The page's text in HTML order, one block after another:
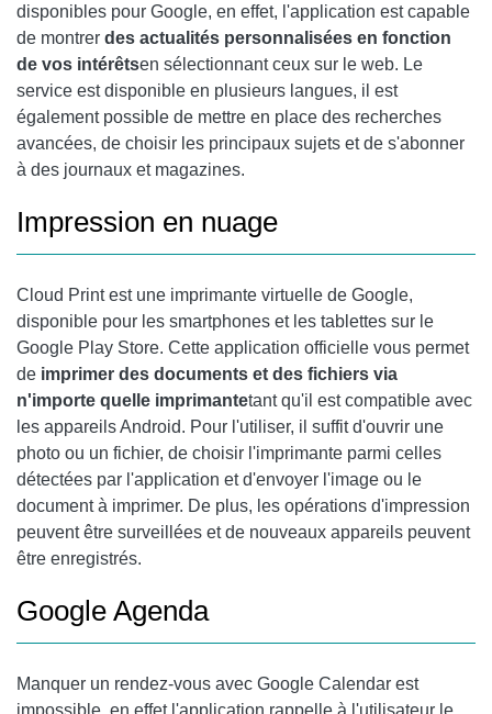
disponibles pour Google, en effet, l'application est capable
de montrer des actualités personnalisées en fonction
de vos intérêtsen sélectionnant ceux sur le web. Le
service est disponible en plusieurs langues, il est
également possible de mettre en place des recherches
avancées, de choisir les principaux sujets et de s'abonner
à des journaux et magazines.
Impression en nuage
Cloud Print est une imprimante virtuelle de Google,
disponible pour les smartphones et les tablettes sur le
Google Play Store. Cette application officielle vous permet
de imprimer des documents et des fichiers via
n'importe quelle imprimantetant qu'il est compatible avec
les appareils Android. Pour l'utiliser, il suffit d'ouvrir une
photo ou un fichier, de choisir l'imprimante parmi celles
détectées par l'application et d'envoyer l'image ou le
document à imprimer. De plus, les opérations d'impression
peuvent être surveillées et de nouveaux appareils peuvent
être enregistrés.
Google Agenda
Manquer un rendez-vous avec Google Calendar est